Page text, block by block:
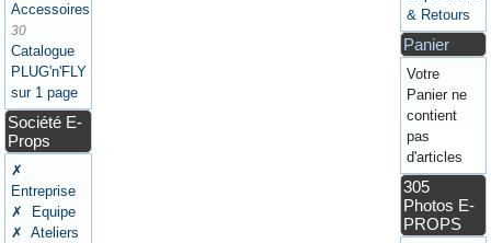
Accessoires
30
Catalogue
PLUG'n'FLY
sur 1 page
Société E-
Props
✗
Entreprise
✗ Equipe
✗ Ateliers
& Retours
Panier
Votre
Panier ne
contient
pas
d'articles
305
Photos E-
PROPS